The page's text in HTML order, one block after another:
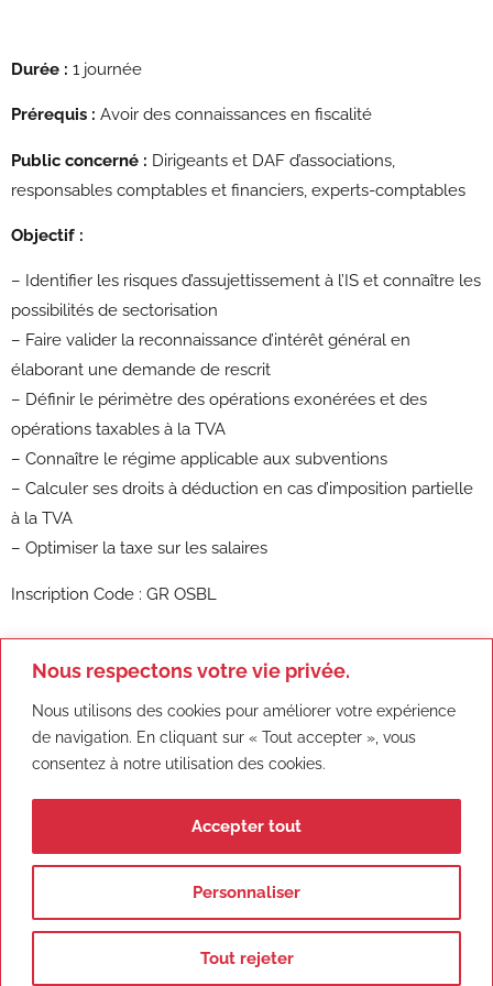
Nous respectons votre vie privée.
Nous utilisons des cookies pour améliorer votre expérience
de navigation. En cliquant sur « Tout accepter », vous
consentez à notre utilisation des cookies.
Personnaliser
Tout rejeter
Accepter tout
Durée : 1 journée
Prérequis : Avoir des connaissances en fiscalité
Public concerné : Dirigeants et DAF d’associations,
responsables comptables et financiers, experts-comptables
Objectif :
– Identifier les risques d’assujettissement à l’IS et connaître les
possibilités de sectorisation
– Faire valider la reconnaissance d’intérêt général en
élaborant une demande de rescrit
– Définir le périmètre des opérations exonérées et des
opérations taxables à la TVA
– Connaître le régime applicable aux subventions
– Calculer ses droits à déduction en cas d’imposition partielle
à la TVA
– Optimiser la taxe sur les salaires
Inscription Code : GR OSBL
Demander le programme